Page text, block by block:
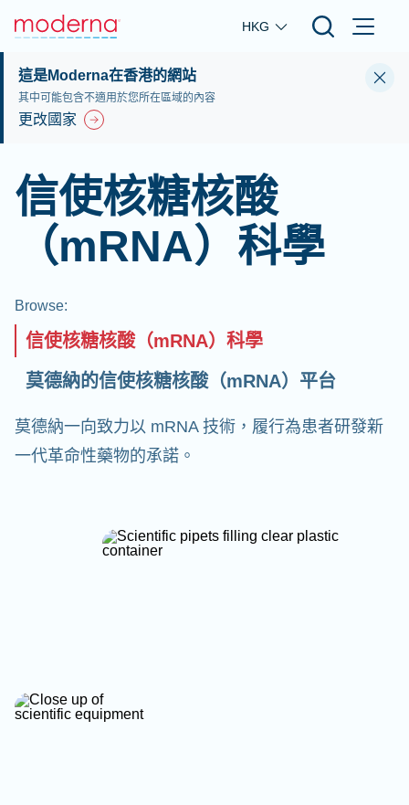
Skip to main content
HKG
這是Moderna在香港的網站
其中可能包含不適用於您所在區域的內容
更改國家
信使核糖核酸
（mRNA）科學
Browse:
信使核糖核酸（mRNA）科學
莫德納的信使核糖核酸（mRNA）平台
莫德納一向致力以 mRNA 技術，履行為患者研發新
一代革命性藥物的承諾。